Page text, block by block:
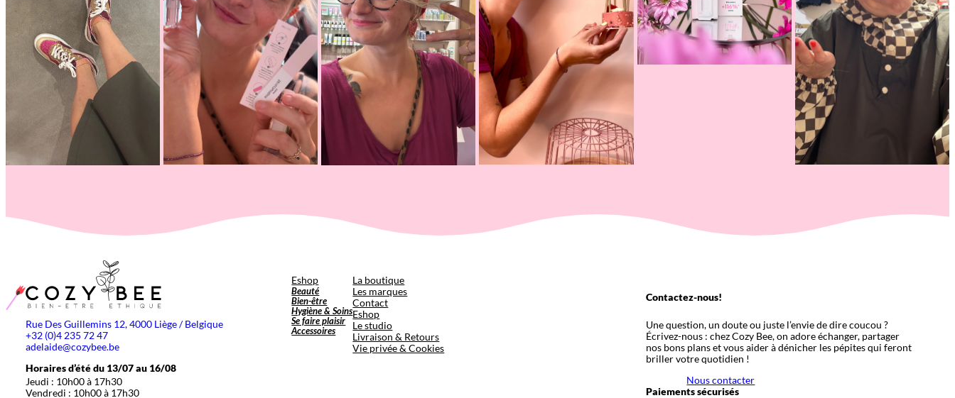
Rue Des Guillemins 12, 4000 Liège / Belgique
+32 (0)4 235 72 47
adelaide@cozybee.be
Horaires d’été du 13/07 au 16/08
Jeudi : 10h00 à 17h30
Vendredi : 10h00 à 17h30
Eshop
Beauté
Bien-être
Hygiène & Soins
Se faire plaisir
Accessoires
La boutique
Les marques
Contact
Eshop
Le studio
Livraison & Retours
Vie privée & Cookies
Contactez-nous!
Une question, un doute ou juste l’envie de dire coucou ?
Écrivez-nous : chez Cozy Bee, on adore échanger, partager
nos bons plans et vous aider à dénicher les pépites qui feront
briller votre quotidien !
Nous contacter
Paiements sécurisés